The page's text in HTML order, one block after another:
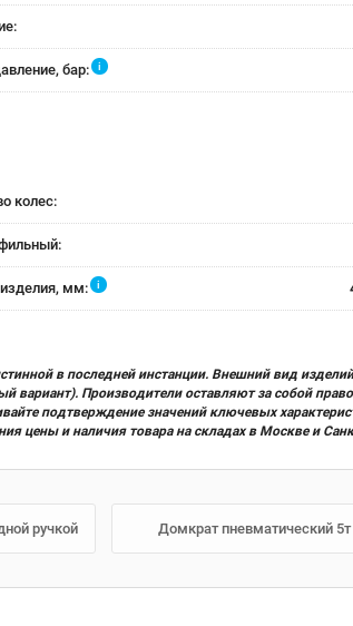
бар: i
колес:
мм: i
в последней инстанции. Внешний вид
вариант). Производители оставляют за собой
подтверждение значений ключевых
цены и наличия товара на складах в Москве и
ручкой Домкрат пневматический